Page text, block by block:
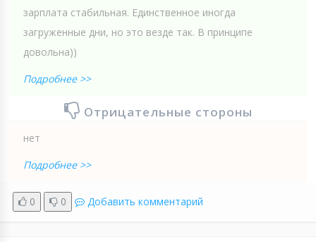
зарплата стабильная. Единственное иногда
загруженные дни, но это везде так. В принципе
довольна))
Подробнее >>
Отрицательные стороны
нет
Подробнее >>
0 0 Добавить комментарий